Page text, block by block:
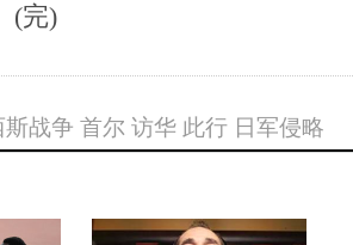
(完)
战争 首尔 访华 此行 日军侵略